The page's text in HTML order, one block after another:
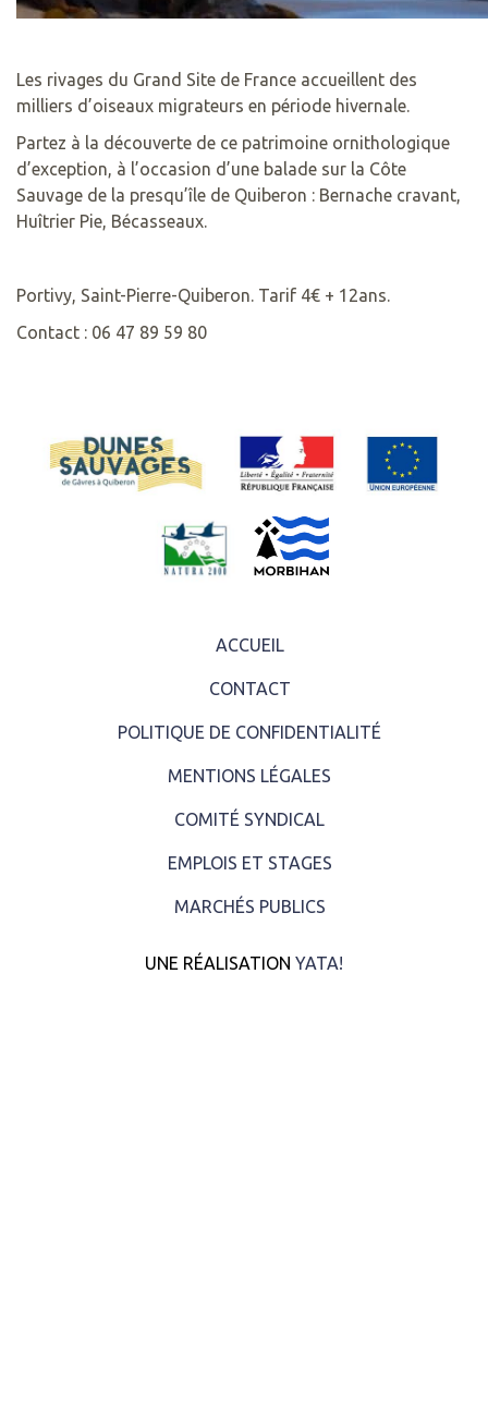
Les rivages du Grand Site de France accueillent des
milliers d’oiseaux migrateurs en période hivernale.
Partez à la découverte de ce patrimoine ornithologique
d’exception, à l’occasion d’une balade sur la Côte
Sauvage de la presqu’île de Quiberon : Bernache cravant,
Huîtrier Pie, Bécasseaux.
Portivy, Saint-Pierre-Quiberon. Tarif 4€ + 12ans.
Contact : 06 47 89 59 80
ACCUEIL
CONTACT
POLITIQUE DE CONFIDENTIALITÉ
MENTIONS LÉGALES
COMITÉ SYNDICAL
EMPLOIS ET STAGES
MARCHÉS PUBLICS
UNE RÉALISATION YATA!